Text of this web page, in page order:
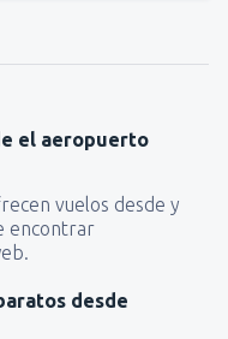
el aeropuerto
vuelos desde y
encontrar
desde